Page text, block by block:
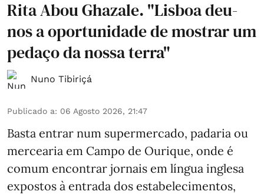
Rita Abou Ghazale. "Lisboa deu-
nos a oportunidade de mostrar um
pedaço da nossa terra"
Nuno Tibiriçá
Publicado a: 06 Agosto 2026, 21:47
Basta entrar num supermercado, padaria ou
mercearia em Campo de Ourique, onde é
comum encontrar jornais em língua inglesa
expostos à entrada dos estabelecimentos,